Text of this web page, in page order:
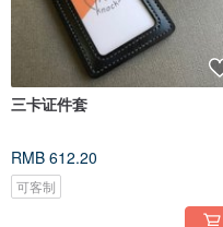
三卡证件套
RMB 612.20
可客制